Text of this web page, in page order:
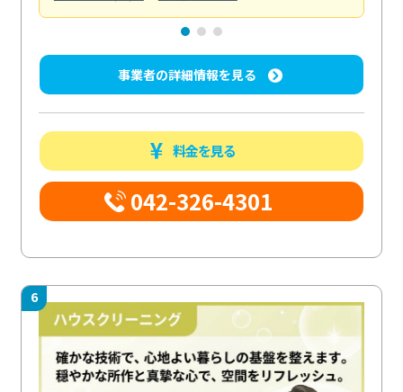
事業者の詳細情報を見る
料金を見る
042-326-4301
6